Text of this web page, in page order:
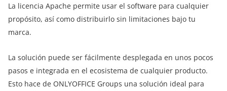
La licencia Apache permite usar el software para cualquier
propósito, así como distribuirlo sin limitaciones bajo tu
marca.
La solución puede ser fácilmente desplegada en unos pocos
pasos e integrada en el ecosistema de cualquier producto.
Esto hace de ONLYOFFICE Groups una solución ideal para